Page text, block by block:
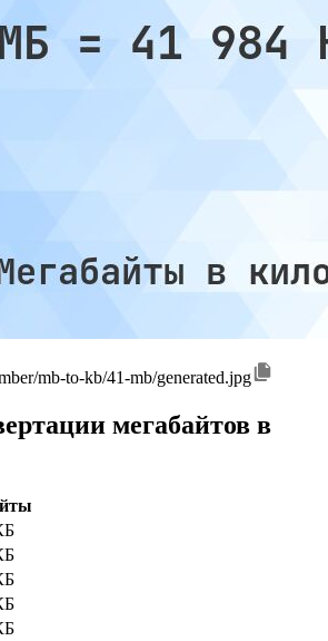
mb-to-kb/41-mb/generated.jpg
мегабайтов в